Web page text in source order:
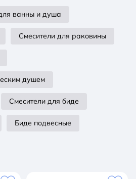
отверстий: 2 отверстия
водоснабжения: скрытая
картридж Sedal, Испания
расхода воды при 3 барах:
AQ1813CR
регулировки силы струи и
снижает вероятность
ванны и душа
Смесители для раковины
душем
Смесители для биде
Биде подвесные